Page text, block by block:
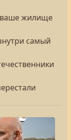
ваше жилище
самый